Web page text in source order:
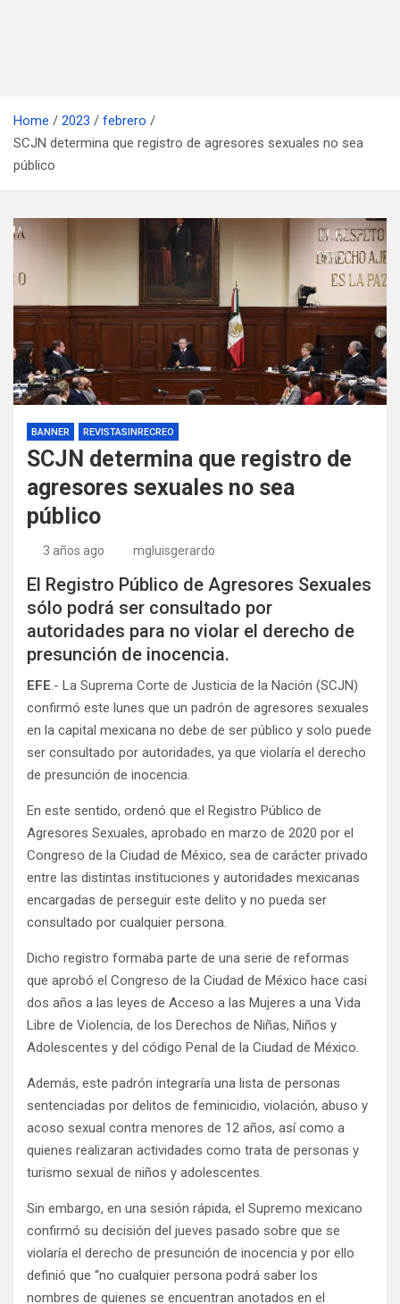
Home 2023
febrero
SCJN determina que registro de agresores sexuales no sea
público
BANNER REVISTASINRECREO
SCJN determina que registro de
agresores sexuales no sea
público
3 años ago mgluisgerardo
El Registro Público de Agresores Sexuales
sólo podrá ser consultado por
autoridades para no violar el derecho de
presunción de inocencia.
EFE.- La Suprema Corte de Justicia de la Nación (SCJN)
confirmó este lunes que un padrón de agresores sexuales
en la capital mexicana no debe de ser público y solo puede
ser consultado por autoridades, ya que violaría el derecho
de presunción de inocencia.
En este sentido, ordenó que el Registro Público de
Agresores Sexuales, aprobado en marzo de 2020 por el
Congreso de la Ciudad de México, sea de carácter privado
entre las distintas instituciones y autoridades mexicanas
encargadas de perseguir este delito y no pueda ser
consultado por cualquier persona.
Dicho registro formaba parte de una serie de reformas
que aprobó el Congreso de la Ciudad de México hace casi
dos años a las leyes de Acceso a las Mujeres a una Vida
Libre de Violencia, de los Derechos de Niñas, Niños y
Adolescentes y del código Penal de la Ciudad de México.
Además, este padrón integraría una lista de personas
sentenciadas por delitos de feminicidio, violación, abuso y
acoso sexual contra menores de 12 años, así como a
quienes realizaran actividades como trata de personas y
turismo sexual de niños y adolescentes.
Sin embargo, en una sesión rápida, el Supremo mexicano
confirmó su decisión del jueves pasado sobre que se
violaría el derecho de presunción de inocencia y por ello
definió que “no cualquier persona podrá saber los
nombres de quienes se encuentran anotados en el